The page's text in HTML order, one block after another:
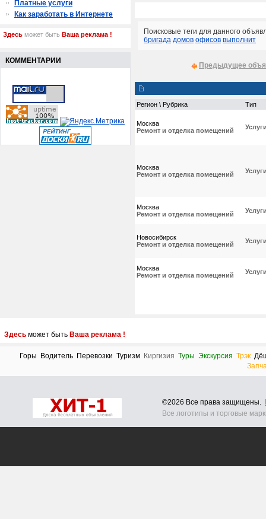
Поисковые теги для данного
бригада домов офисов выполнит
Предыдущее
Регион \ Рубрика Тип
Москва
Ремонт и отделка помещений
Москва
Ремонт и отделка помещений
Москва
Ремонт и отделка помещений
Новосибирск
Ремонт и отделка помещений
Москва
Ремонт и отделка помещений
Платные услуги
Как заработать в Интернете
Здесь может быть Ваша реклама !
КОММЕНТАРИИ
Здесь может быть Ваша реклама !
Горы Водитель Перевозки Туризм Киргизия Туры Экскурсия Трэк
©2026 Все права защищены.
Все логотипы и торговые